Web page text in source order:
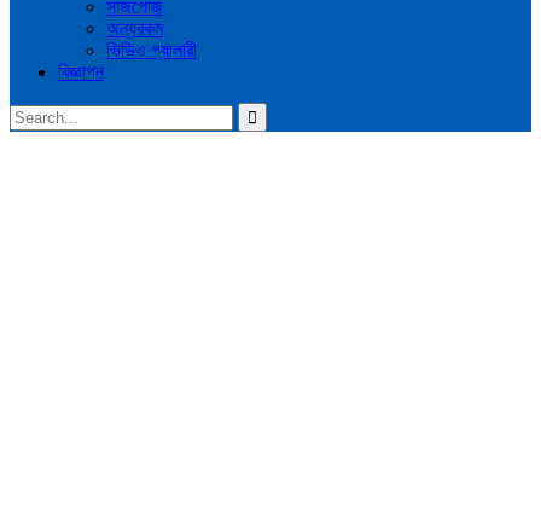
সাজগোজ
অন্যরকম
ভিডিও গ্যালারী
বিজ্ঞাপন